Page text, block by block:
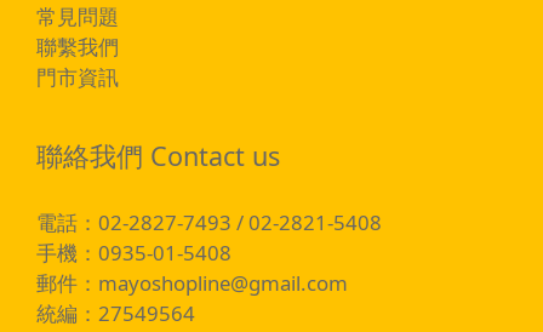
常見問題
聯繫我們
門市資訊
聯絡我們 Contact us
電話：02-2827-7493 / 02-2821-5408
手機：0935-01-5408
郵件： mayoshopline@gmail.com
統編：27549564